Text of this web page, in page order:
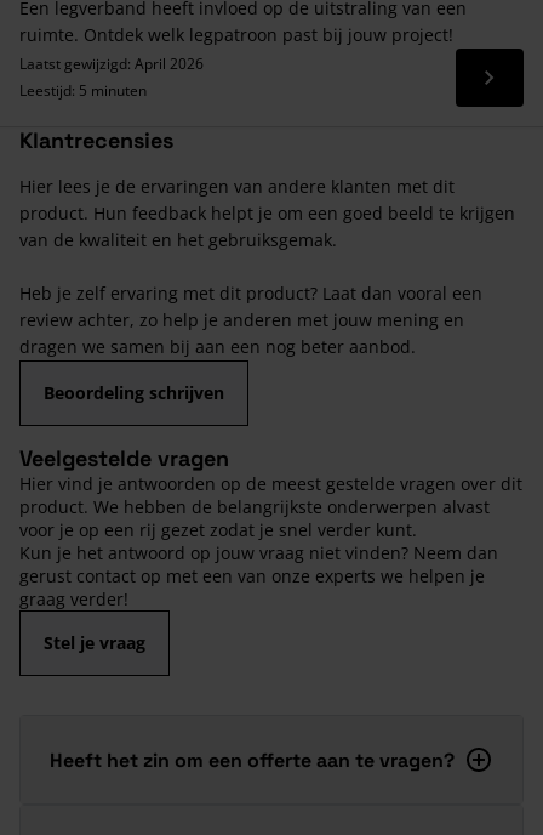
Een legverband heeft invloed op de uitstraling van een
ruimte. Ontdek welk legpatroon past bij jouw project!
Laatst gewijzigd: April 2026
Leestijd: 5 minuten
Lees
Klantrecensies
Hier lees je de ervaringen van andere klanten met dit
product. Hun feedback helpt je om een goed beeld te krijgen
van de kwaliteit en het gebruiksgemak.
Heb je zelf ervaring met dit product? Laat dan vooral een
review achter, zo help je anderen met jouw mening en
dragen we samen bij aan een nog beter aanbod.
Beoordeling schrijven
Veelgestelde vragen
Hier vind je antwoorden op de meest gestelde vragen over dit
product. We hebben de belangrijkste onderwerpen alvast
voor je op een rij gezet zodat je snel verder kunt.
Kun je het antwoord op jouw vraag niet vinden? Neem dan
gerust contact op met een van onze experts we helpen je
graag verder!
Stel je vraag
Heeft het zin om een offerte aan te vragen?